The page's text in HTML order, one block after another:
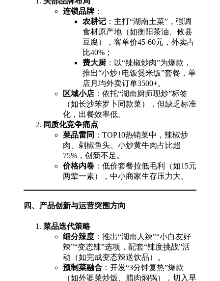
连锁品牌 ：
农耕记 ：主打“湖南土菜”，强调
食材原产地（如衡阳茶油、攸县
豆腐），客单价45-60元，外卖占
比40%；
费大厨 ：以“辣椒炒肉”为爆款，
推出“小炒+电饭煲米饭”套餐，单
店月均外卖订单3500+。
区域小店 ：依托“湖南厨师现炒”标签
（如长沙笨罗卜同款菜），但缺乏标准
化，出餐效率低。
同质化竞争痛点
菜品雷同 ：TOP10热销菜中，辣椒炒
肉、剁椒鱼头、小炒黄牛肉占比超
75%，创新不足。
价格内卷 ：低价套餐拉低毛利（如15元
两荤一素），中小商家生存压力大。
四、产品创新与运营突围方向
菜品迭代策略
细分辣度 ：推出“湖南人辣”“小白友好
辣”“变态辣”选项，配套“辣度挑战”活
动（如完成变态辣送饮品）。
预制菜融合 ：开发“3分钟复热”爆款
（如外婆菜炒饭、腊肉焖锅），切入早